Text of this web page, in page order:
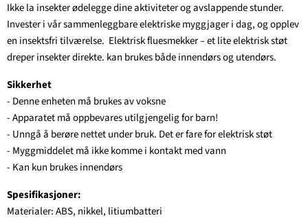
Ikke la insekter ødelegge dine aktiviteter og avslappende stunder.
Invester i vår sammenleggbare elektriske myggjager i dag, og opplev
en insektsfri tilværelse. Elektrisk fluesmekker – et lite elektrisk støt
dreper insekter direkte. kan brukes både innendørs og utendørs.
Sikkerhet
- Denne enheten må brukes av voksne
- Apparatet må oppbevares utilgjengelig for barn!
- Unngå å berøre nettet under bruk. Det er fare for elektrisk støt
- Myggmiddelet må ikke komme i kontakt med vann
- Kan kun brukes innendørs
Spesifikasjoner:
Materialer: ABS, nikkel, litiumbatteri